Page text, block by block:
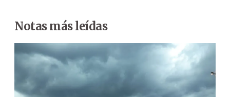
Notas más leídas